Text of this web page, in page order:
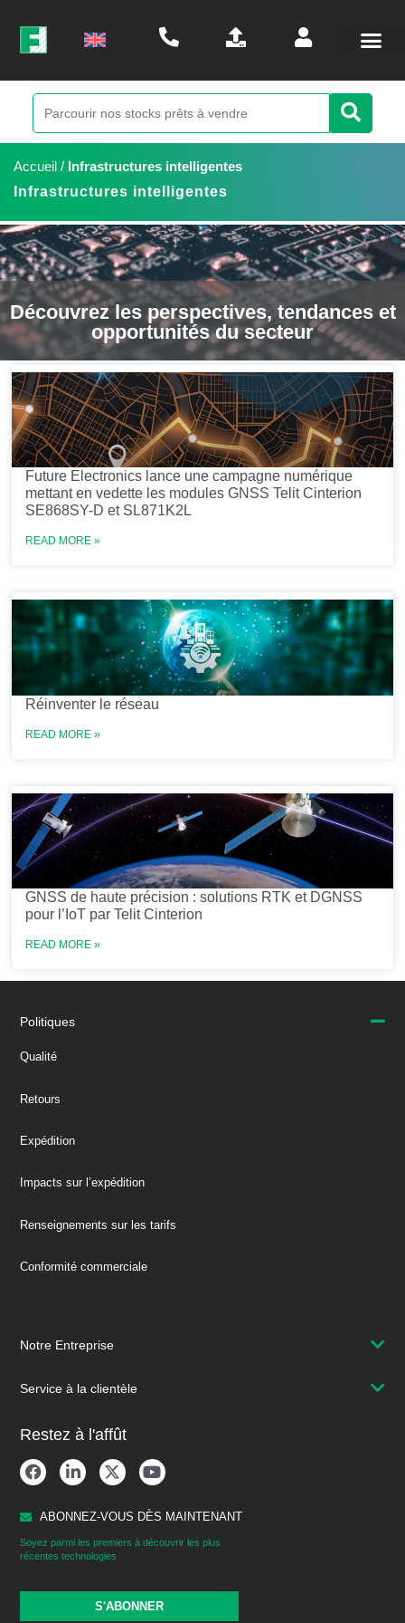
Accueil / Infrastructures intelligentes
Infrastructures intelligentes
Découvrez les perspectives, tendances et
opportunités du secteur
Future Electronics lance une campagne numérique
mettant en vedette les modules GNSS Telit Cinterion
SE868SY-D et SL871K2L
READ MORE »
Réinventer le réseau
READ MORE »
GNSS de haute précision : solutions RTK et DGNSS
pour l’IoT par Telit Cinterion
READ MORE »
Politiques
Qualité
Retours
Expédition
Impacts sur l’expédition
Renseignements sur les tarifs
Conformité commerciale
Notre Entreprise
Service à la clientèle
Restez à l'affût
ABONNEZ-VOUS DÈS MAINTENANT
Soyez parmi les premiers à découvrir les plus
récentes technologies
S'ABONNER